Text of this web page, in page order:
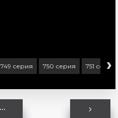
749 серия 750 серия 751 серия
›